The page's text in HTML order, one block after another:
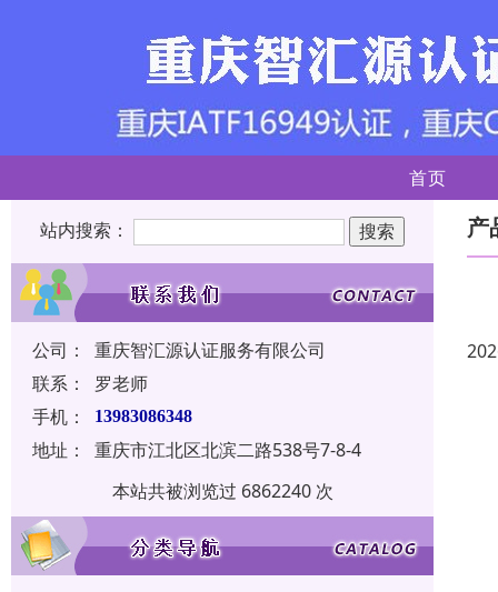
首页
站内搜索：
公司：
重庆智汇源认证服务有限公司
联系：
罗老师
手机：
13983086348
地址：
重庆市江北区北滨二路538号7-8-4
本站共被浏览过 6862240 次
产